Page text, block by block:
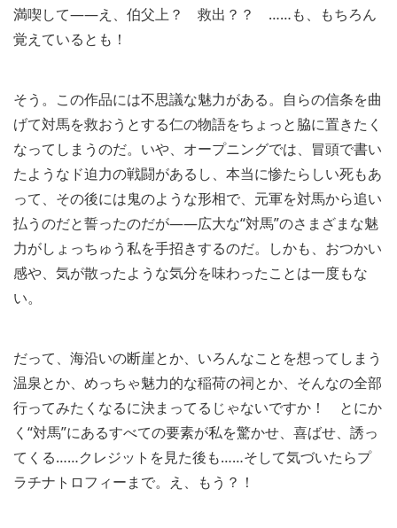
満喫して――え、伯父上？ 救出？？ ……も、もちろん
覚えているとも！
そう。この作品には不思議な魅力がある。自らの信条を曲
げて対馬を救おうとする仁の物語をちょっと脇に置きたく
なってしまうのだ。いや、オープニングでは、冒頭で書い
たようなド迫力の戦闘があるし、本当に惨たらしい死もあ
って、その後には鬼のような形相で、元軍を対馬から追い
払うのだと誓ったのだが――広大な“対馬”のさまざまな魅
力がしょっちゅう私を手招きするのだ。しかも、おつかい
感や、気が散ったような気分を味わったことは一度もな
い。
だって、海沿いの断崖とか、いろんなことを想ってしまう
温泉とか、めっちゃ魅力的な稲荷の祠とか、そんなの全部
行ってみたくなるに決まってるじゃないですか！ とにか
く“対馬”にあるすべての要素が私を驚かせ、喜ばせ、誘っ
てくる……クレジットを見た後も……そして気づいたらプ
ラチナトロフィーまで。え、もう？！